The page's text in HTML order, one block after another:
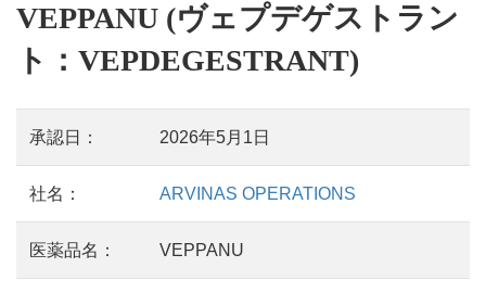
VEPPANU (ヴェプデゲストラン
ト：VEPDEGESTRANT)
承認日： 2026年5月1日
社名： ARVINAS OPERATIONS
医薬品名： VEPPANU